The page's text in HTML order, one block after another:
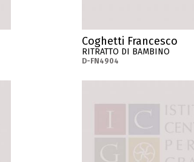
Coghetti Francesco
RITRATTO DI BAMBINO
D-FN4904